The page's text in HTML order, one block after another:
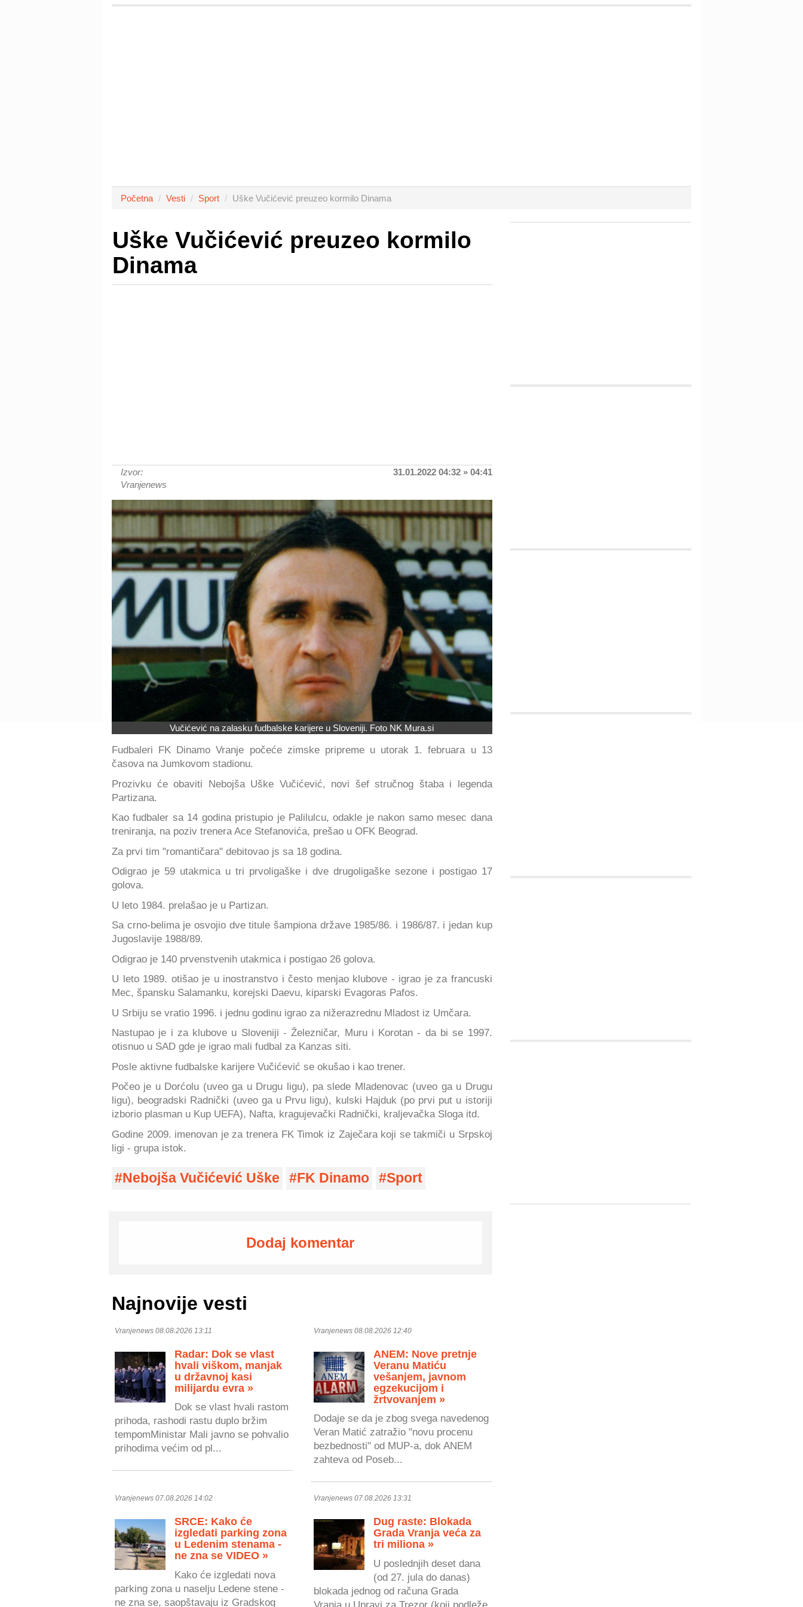
Početna Vesti Sport Uške Vučićević preuzeo kormilo Dinama
Uške Vučićević preuzeo kormilo
Dinama
Izvor:
Vranjenews
31.01.2022 04:32 » 04:41
Vučićević na zalasku fudbalske karijere u Sloveniji. Foto NK Mura.si
Fudbaleri FK Dinamo Vranje počeće zimske pripreme u utorak 1. februara u 13
časova na Jumkovom stadionu.
Prozivku će obaviti Nebojša Uške Vučićević, novi šef stručnog štaba i legenda
Partizana.
Kao fudbaler sa 14 godina pristupio je Palilulcu, odakle je nakon samo mesec dana
treniranja, na poziv trenera Ace Stefanovića, prešao u OFK Beograd.
Za prvi tim "romantičara" debitovao js sa 18 godina.
Odigrao je 59 utakmica u tri prvoligaške i dve drugoligaške sezone i postigao 17
golova.
U leto 1984. prelašao je u Partizan.
Sa crno-belima je osvojio dve titule šampiona države 1985/86. i 1986/87. i jedan kup
Jugoslavije 1988/89.
Odigrao je 140 prvenstvenih utakmica i postigao 26 golova.
U leto 1989. otišao je u inostranstvo i često menjao klubove - igrao je za francuski
Mec, špansku Salamanku, korejski Daevu, kiparski Evagoras Pafos.
U Srbiju se vratio 1996. i jednu godinu igrao za nižerazrednu Mladost iz Umčara.
Nastupao je i za klubove u Sloveniji - Železničar, Muru i Korotan - da bi se 1997.
otisnuo u SAD gde je igrao mali fudbal za Kanzas siti.
Posle aktivne fudbalske karijere Vučićević se okušao i kao trener.
Počeo je u Dorćolu (uveo ga u Drugu ligu), pa slede Mladenovac (uveo ga u Drugu
ligu), beogradski Radnički (uveo ga u Prvu ligu), kulski Hajduk (po prvi put u istoriji
izborio plasman u Kup UEFA), Nafta, kragujevački Radnički, kraljevačka Sloga itd.
Godine 2009. imenovan je za trenera FK Timok iz Zaječara koji se takmiči u Srpskoj
ligi - grupa istok.
Nebojša Vučićević Uške FK Dinamo Sport
Dodaj komentar
Najnovije vesti
Vranjenews 08.08.2026 13:11
Radar: Dok se vlast
hvali viškom, manjak
u državnoj kasi
milijardu evra »
Dok se vlast hvali rastom
prihoda, rashodi rastu duplo bržim
tempomMinistar Mali javno se pohvalio
prihodima većim od pl...
Vranjenews 08.08.2026 12:40
ANEM: Nove pretnje
Veranu Matiću
vešanjem, javnom
egzekucijom i
žrtvovanjem »
Dodaje se da je zbog svega navedenog
Veran Matić zatražio "novu procenu
bezbednosti" od MUP-a, dok ANEM
zahteva od Poseb...
Vranjenews 07.08.2026 14:02
SRCE: Kako će
izgledati parking zona
u Ledenim stenama -
ne zna se VIDEO »
Kako će izgledati nova
parking zona u naselju Ledene stene -
ne zna se, saopštavaju iz Gradskog
Vranjenews 07.08.2026 13:31
Dug raste: Blokada
Grada Vranja veća za
tri miliona »
U poslednjih deset dana
(od 27. jula do danas)
blokada jednog od računa Grada
Vranja u Upravi za Trezor (koji podleže